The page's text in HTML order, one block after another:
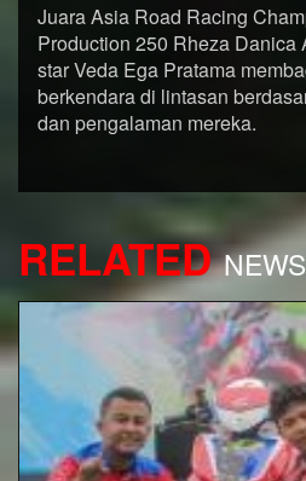
Juara Asia Road Racing
Production 250 Rheza Danica
star Veda Ega Pratama
berkendara di lintasan
dan pengalaman mereka.
RELATED NEWS